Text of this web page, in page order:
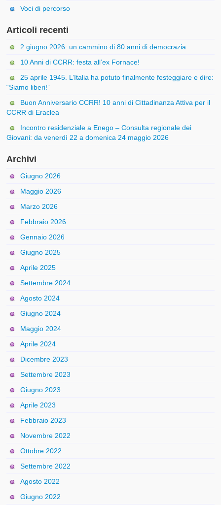
Voci di percorso
Articoli recenti
2 giugno 2026: un cammino di 80 anni di democrazia
10 Anni di CCRR: festa all’ex Fornace!
25 aprile 1945. L’Italia ha potuto finalmente festeggiare e dire:
“Siamo liberi!”
Buon Anniversario CCRR! 10 anni di Cittadinanza Attiva per il
CCRR di Eraclea
Incontro residenziale a Enego – Consulta regionale dei
Giovani: da venerdì 22 a domenica 24 maggio 2026
Archivi
Giugno 2026
Maggio 2026
Marzo 2026
Febbraio 2026
Gennaio 2026
Giugno 2025
Aprile 2025
Settembre 2024
Agosto 2024
Giugno 2024
Maggio 2024
Aprile 2024
Dicembre 2023
Settembre 2023
Giugno 2023
Aprile 2023
Febbraio 2023
Novembre 2022
Ottobre 2022
Settembre 2022
Agosto 2022
Giugno 2022